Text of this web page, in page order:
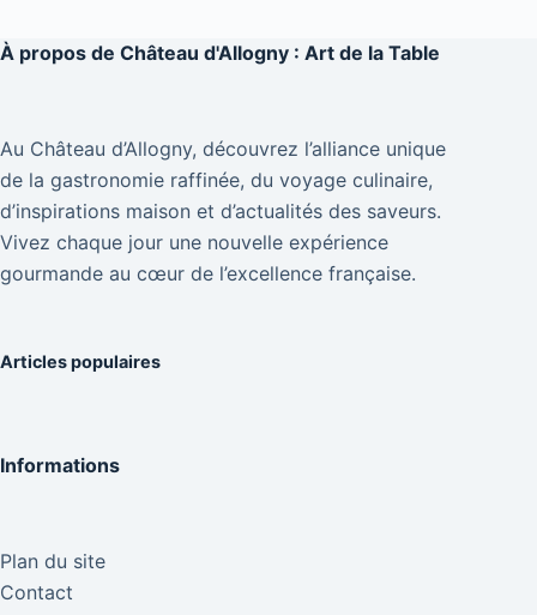
À propos de Château d'Allogny : Art de la Table
Au Château d’Allogny, découvrez l’alliance unique
de la gastronomie raffinée, du voyage culinaire,
d’inspirations maison et d’actualités des saveurs.
Vivez chaque jour une nouvelle expérience
gourmande au cœur de l’excellence française.
Articles populaires
Informations
Plan du site
Contact